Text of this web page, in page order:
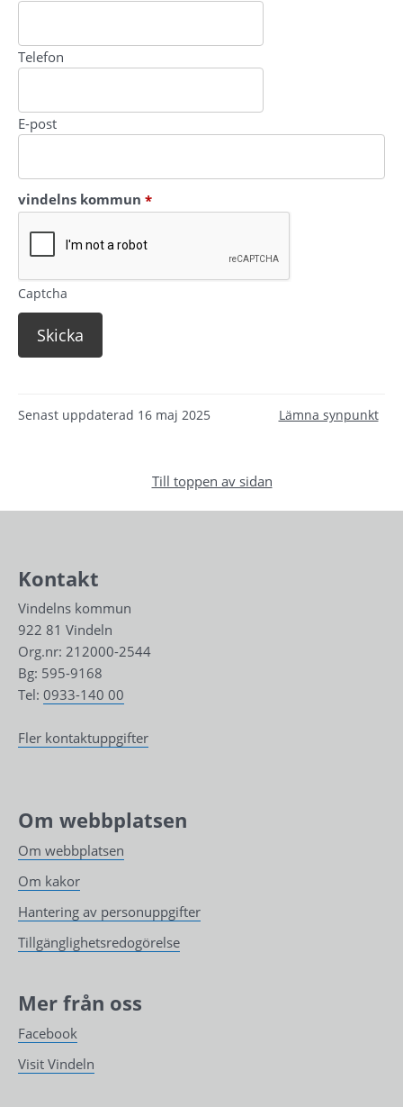
Telefon
E-post
vindelns kommun *(obligatorisk)
Captcha
Senast uppdaterad 16 maj 2025 Lämna synpunkt
Till toppen av sidan
Kontakt
Vindelns kommun
922 81 Vindeln
Org.nr: 212000-2544
Bg: 595-9168
Tel: 0933-140 00
Fler kontaktuppgifter
Om webbplatsen
Om webbplatsen
Om kakor
Hantering av personuppgifter
Tillgänglighetsredogörelse
Mer från oss
Facebook
Visit Vindeln